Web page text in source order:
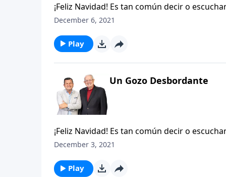
¡Feliz Navidad! Es tan común decir o
realmente nos estamos preparando para
«estresante».
December 6, 2021
Play
Un Gozo Desbordante
¡Feliz Navidad! Es tan común decir o
realmente nos estamos preparando para
«estresante».
December 3, 2021
Play